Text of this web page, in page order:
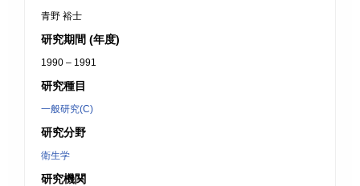
青野 裕士
研究期間 (年度)
1990 – 1991
研究種目
一般研究(C)
研究分野
衛生学
研究機関